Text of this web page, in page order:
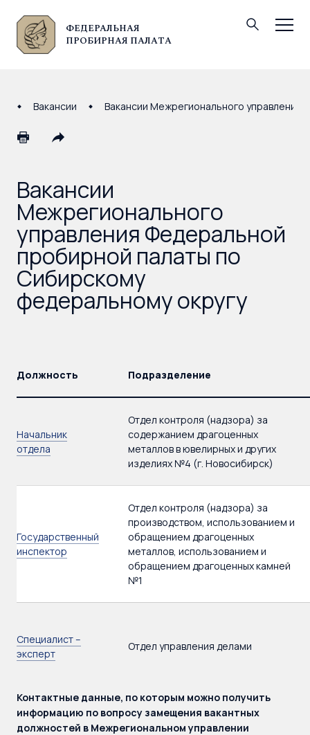
ФЕДЕРАЛЬНАЯ
ПРОБИРНАЯ ПАЛАТА
© Федеральная пробирная палата, 2026
Вакансии Вакансии Межрегионального
Вакансии
Межрегионального
управления Федеральной
пробирной палаты по
Сибирскому
федеральному округу
Должность Подразделение
Начальник
отдела
Отдел контроля (надзора) за
содержанием драгоценных
металлов в ювелирных и других
изделиях №4 (г. Новосибирск)
Государственный
инспектор
Отдел контроля (надзора) за
производством, использованием и
обращением драгоценных
металлов, использованием и
обращением драгоценных камней
№1
Специалист –
эксперт
Отдел управления делами
Контактные данные, по которым можно получить
информацию по вопросу замещения вакантных
должностей в Межрегиональном управлении